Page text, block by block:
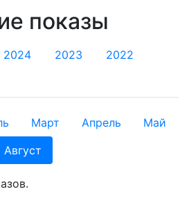
показы
2024 2023 2022
Март Апрель
Май
Август